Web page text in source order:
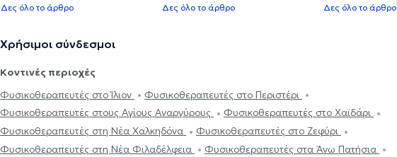
Δες όλο το άρθρο Δες όλο το άρθρο Δες όλο το άρθρο
Χρήσιμοι σύνδεσμοι
Κοντινές περιοχές
Φυσικοθεραπευτές στο Ίλιον
Φυσικοθεραπευτές στο Περιστέρι
Φυσικοθεραπευτές στους Αγίους Αναργύρους
Φυσικοθεραπευτές στο Χαϊδάρι
Φυσικοθεραπευτές στη Νέα Χαλκηδόνα
Φυσικοθεραπευτές στο Ζεφύρι
Φυσικοθεραπευτές στη Νέα Φιλαδέλφεια
Φυσικοθεραπευτές στα Άνω Πατήσια